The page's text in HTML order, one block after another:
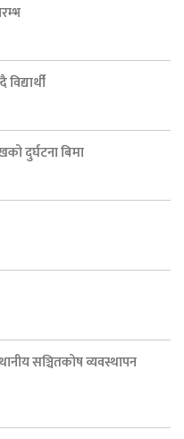
दुर्घटना बिमा
सञ्चितकोष व्यवस्थापन